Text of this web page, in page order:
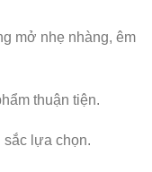
mở nhẹ nhàng, êm
thuận tiện.
sắc lựa chọn.